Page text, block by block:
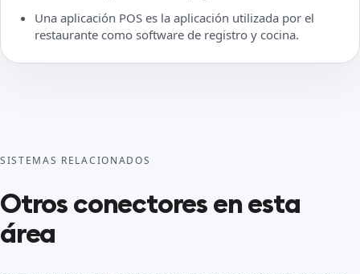
Una aplicación POS es la aplicación utilizada por el
restaurante como software de registro y cocina.
SISTEMAS RELACIONADOS
Otros conectores en esta
área